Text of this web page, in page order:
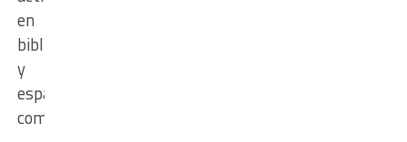
en
bibliotecas
y
espacios
comunitarios.